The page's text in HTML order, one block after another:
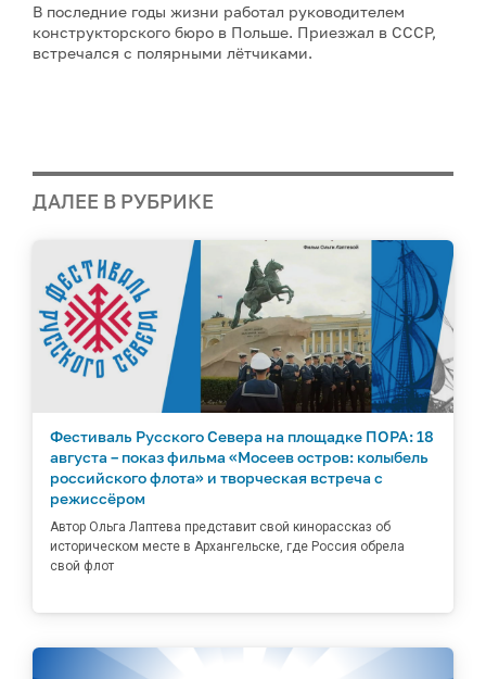
В последние годы жизни работал руководителем
конструкторского бюро в Польше. Приезжал в СССР,
встречался с полярными лётчиками.
ДАЛЕЕ В РУБРИКЕ
Фестиваль Русского Севера на площадке ПОРА: 18
августа – показ фильма «Мосеев остров: колыбель
российского флота» и творческая встреча с
режиссёром
Автор Ольга Лаптева представит свой кинорассказ об
историческом месте в Архангельске, где Россия обрела
свой флот